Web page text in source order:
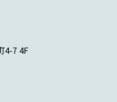
4-7 4F